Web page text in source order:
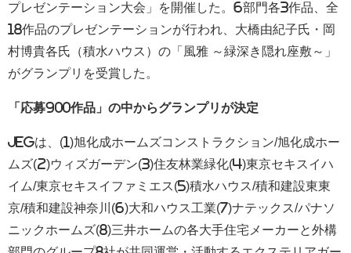
プレゼンテーション大会」を開催した。 6部門各3作品、全
18作品のプレゼンテーションが行われ、大橋由紀子氏・岡
村博貴各氏（積水ハウス）の「風雅 ～緑深き隠れ座敷～」
がグランプリを受賞した。
「応募900作品」の中からグランプリが決定
JEGは、(1)旭化成ホームズコンストラクション/旭化成ホー
ムズ(2)ウィズガーデン(3)住友林業緑化(4)東京セキスイハ
イム/東京セキスイファミエス(5)積水ハウス/積和建設東東
京/積和建設神奈川(6)大和ハウス工業(7)ナテックス/パナソ
ニックホームズ(8)三井ホームの各大手住宅メーカーと外構